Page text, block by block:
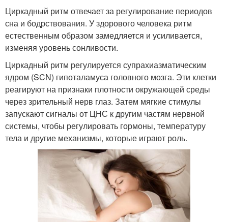
Циркадный ритм отвечает за регулирование периодов
сна и бодрствования. У здорового человека ритм
естественным образом замедляется и усиливается,
изменяя уровень сонливости.
Циркадный ритм регулируется супрахиазматическим
ядром (SCN) гипоталамуса головного мозга. Эти клетки
реагируют на признаки плотности окружающей среды
через зрительный нерв глаз. Затем мягкие стимулы
запускают сигналы от ЦНС к другим частям нервной
системы, чтобы регулировать гормоны, температуру
тела и другие механизмы, которые играют роль.